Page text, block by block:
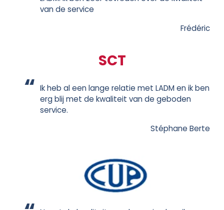
van de service
Frédéric
SCT
Ik heb al een lange relatie met LADM en ik ben
erg blij met de kwaliteit van de geboden
service.
Stéphane Berte